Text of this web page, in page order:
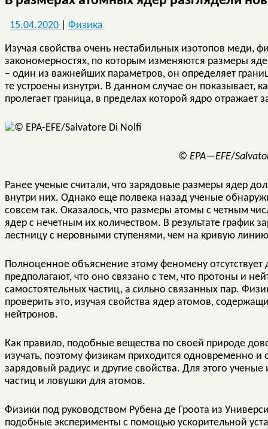
15.04.2020 Физика
Изучая свойства очень нестабильных изотопов меди,
закономерностях, по которым изменяются размеры
– один из важнейших параметров, он определяет
те устроены изнутри. В данном случае он показывает,
пролегает граница, в пределах которой ядро отражает
© EPA—EFE/
Ранее ученые считали, что зарядовые размеры ядер
внутри них. Однако еще полвека назад ученые
совсем так. Оказалось, что размеры атомы с четным
ядер с нечетным их количеством. В результате
лестницу с неровными ступенями, чем на кривую
Полноценное объяснение этому феномену отсутствует
предполагают, что оно связано с тем, что протоны и
самостоятельных частиц, а сильно связанных пар.
проверить это, изучая свойства ядер атомов,
нейтронов.
Как правило, подобные вещества по своей природе
изучать, поэтому физикам приходится одновременно и
зарядовый радиус и другие свойства. Для этого
частиц и ловушки для атомов.
Физики под руководством Рубена де Гроота из
подобные эксперименты с помощью ускорительной